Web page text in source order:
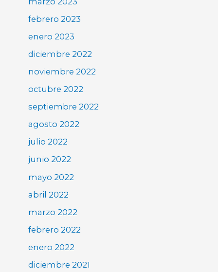
febrero 2023
enero 2023
diciembre 2022
noviembre 2022
octubre 2022
septiembre 2022
agosto 2022
julio 2022
junio 2022
mayo 2022
abril 2022
marzo 2022
febrero 2022
enero 2022
diciembre 2021